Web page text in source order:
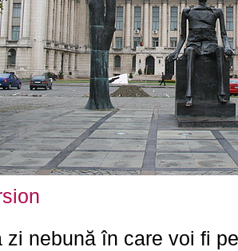
zi nebună în care voi fi